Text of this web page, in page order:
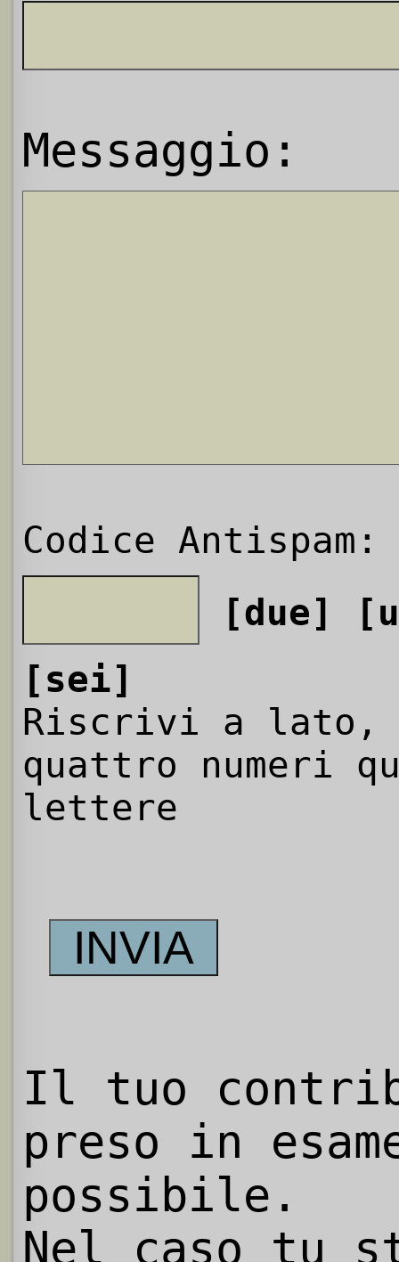
Messaggio:
Codice Antispam:
[due]
[sei]
Riscrivi a
quattro numeri
lettere
Il tuo
preso in
possibile.
Nel caso tu